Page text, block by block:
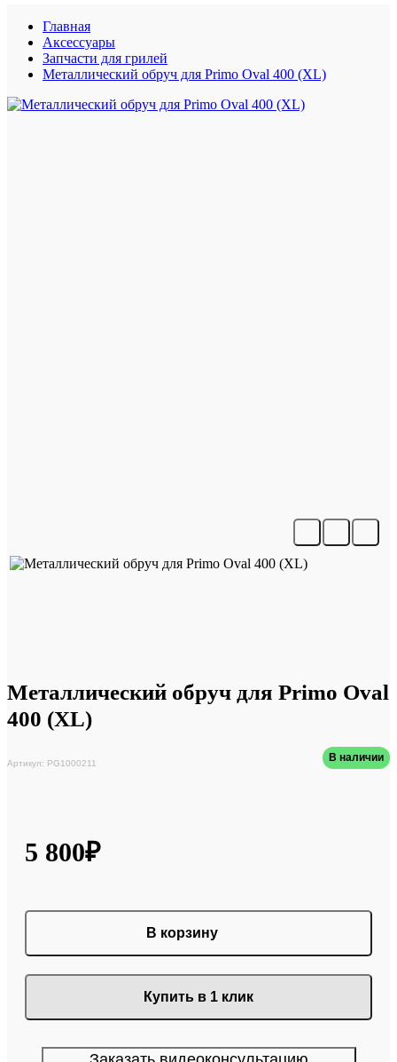
Главная
Аксессуары
Запчасти для грилей
Металлический обруч для Primo Oval 400 (XL)
Металлический обруч для Primo Oval
400 (XL)
Артикул: PG1000211 В наличии
5 800₽
В корзину
Купить в 1 клик